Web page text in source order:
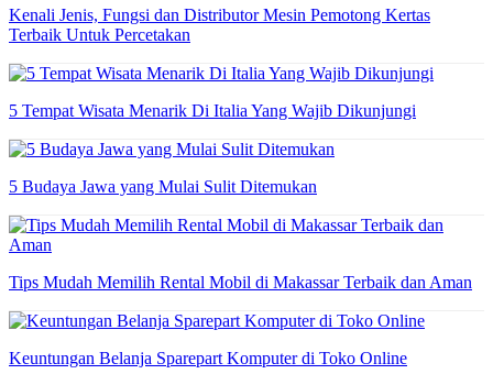
Kenali Jenis, Fungsi dan Distributor Mesin Pemotong Kertas
Terbaik Untuk Percetakan
5 Tempat Wisata Menarik Di Italia Yang Wajib Dikunjungi
5 Budaya Jawa yang Mulai Sulit Ditemukan
Tips Mudah Memilih Rental Mobil di Makassar Terbaik dan Aman
Keuntungan Belanja Sparepart Komputer di Toko Online